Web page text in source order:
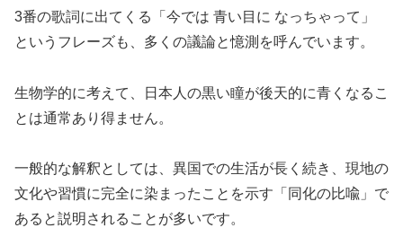
3番の歌詞に出てくる「今では 青い目に なっちゃって」
というフレーズも、多くの議論と憶測を呼んでいます。
生物学的に考えて、日本人の黒い瞳が後天的に青くなるこ
とは通常あり得ません。
一般的な解釈としては、異国での生活が長く続き、現地の
文化や習慣に完全に染まったことを示す「同化の比喩」で
あると説明されることが多いです。